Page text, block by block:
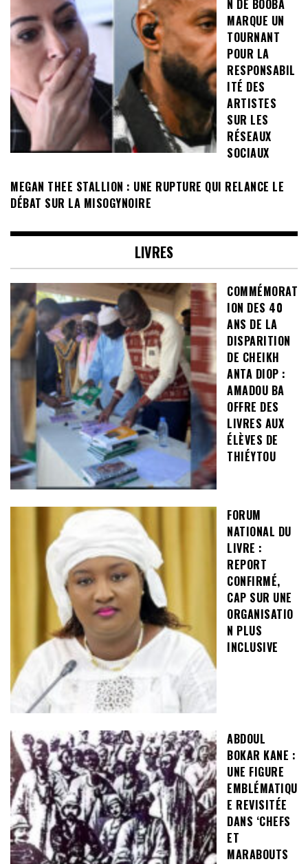
N DE BOOBA
MARQUE UN
TOURNANT
POUR LA
RESPONSABIL
ITÉ DES
ARTISTES
SUR LES
RÉSEAUX
SOCIAUX
MEGAN THEE STALLION : UNE RUPTURE QUI RELANCE LE
DÉBAT SUR LA MISOGYNOIRE
LIVRES
COMMÉMORAT
ION DES 40
ANS DE LA
DISPARITION
DE CHEIKH
ANTA DIOP :
AMADOU BA
OFFRE DES
LIVRES AUX
ÉLÈVES DE
THIÉYTOU
FORUM
NATIONAL DU
LIVRE :
REPORT
CONFIRMÉ,
CAP SUR UNE
ORGANISATIO
N PLUS
INCLUSIVE
ABDOUL
BOKAR KANE :
UNE FIGURE
EMBLÉMATIQU
E REVISITÉE
DANS ‘CHEFS
ET
MARABOUTS